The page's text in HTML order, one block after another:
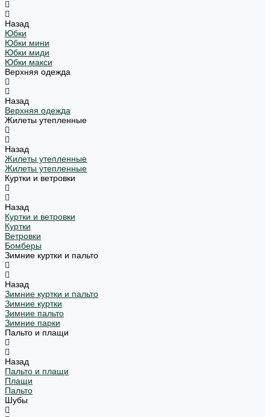
Назад
Юбки
Юбки мини
Юбки миди
Юбки макси
Верхняя одежда
Назад
Верхняя одежда
Жилеты утепленные
Назад
Жилеты утепленные
Жилеты утепленные
Куртки и ветровки
Назад
Куртки и ветровки
Куртки
Ветровки
Бомберы
Зимние куртки и пальто
Назад
Зимние куртки и пальто
Зимние куртки
Зимние пальто
Зимние парки
Пальто и плащи
Назад
Пальто и плащи
Плащи
Пальто
Шубы